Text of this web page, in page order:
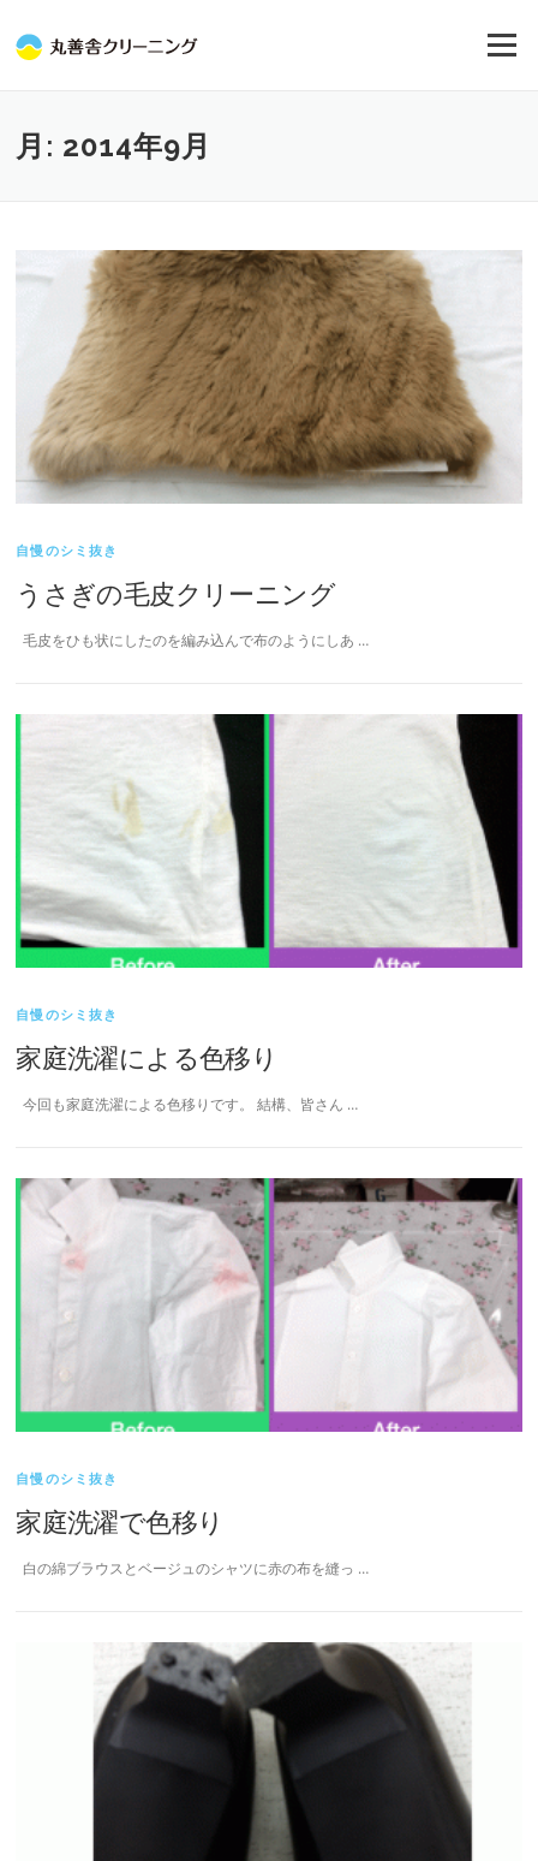
メニュー
月: 2014年9月
自慢のシミ抜き
うさぎの毛皮クリーニング
毛皮をひも状にしたのを編み込んで布のようにしあ …
自慢のシミ抜き
家庭洗濯による色移り
今回も家庭洗濯による色移りです。 結構、皆さん …
自慢のシミ抜き
家庭洗濯で色移り
白の綿ブラウスとベージュのシャツに赤の布を縫っ …